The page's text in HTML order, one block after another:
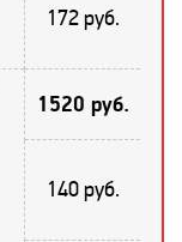
172 руб.
1520 руб.
140 руб.